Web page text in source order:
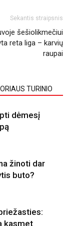
Sekantis straipsnis
šešiolikmečiui
reta liga – karvių
raupai
TURINIO
dėmesį
žinoti dar
buto?
kasmet